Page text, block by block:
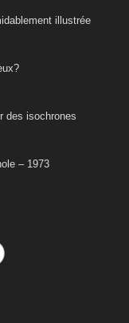
illustrée
des isochrones
– 1973